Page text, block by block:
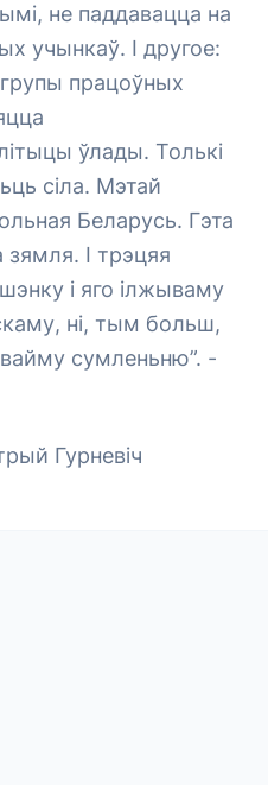
не паддавацца на
учынкаў. І другое:
працоўных
ўлады. Толькі
сіла. Мэтай
Беларусь. Гэта
зямля. І трэцяя
і яго ілжываму
ні, тым больш,
сумленьню”. -
Гурневіч